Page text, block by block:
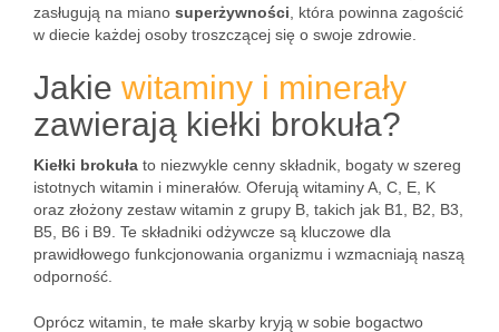
zasługują na miano superżywności , która powinna zagościć
w diecie każdej osoby troszczącej się o swoje zdrowie.
Jakie witaminy i minerały
zawierają kiełki brokuła?
Kiełki brokuła to niezwykle cenny składnik, bogaty w szereg
istotnych witamin i minerałów. Oferują witaminy A, C, E, K
oraz złożony zestaw witamin z grupy B, takich jak B1, B2, B3,
B5, B6 i B9. Te składniki odżywcze są kluczowe dla
prawidłowego funkcjonowania organizmu i wzmacniają naszą
odporność.
Oprócz witamin, te małe skarby kryją w sobie bogactwo